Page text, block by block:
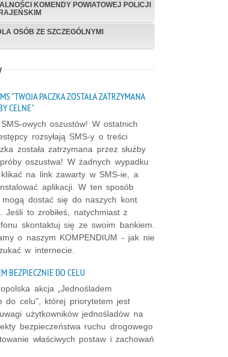
KOMENDY POWIATOWEJ POLICJI
OSÓB ZE SZCZEGÓLNYMI
"TWOJA PACZKA ZOSTAŁA ZATRZYMANA
CELNE"
owych oszustów! W ostatnich
rozsyłają SMS-y o treści
została zatrzymana przez służby
oszustwa! W żadnych wypadku
na link zawarty w SMS-ie, a
aplikacji. W ten sposób
mogą dostać się do naszych kont
Jeśli to zrobiłeś, natychmiast z
skontaktuj się ze swoim bankiem.
o naszym KOMPENDIUM - jak nie
w internecie.
BEZPIECZNIE DO CELU
akcja „Jednośladem
do celu", której priorytetem jest
użytkowników jednośladów na
bezpieczeństwa ruchu drogowego
właściwych postaw i zachowań